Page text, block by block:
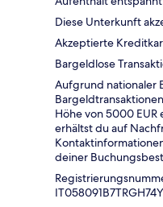
Diese Unterkunft
Akzeptierte
Bargeldlose
Aufgrund nationaler
Höhe von 5000
erhältst du auf
deiner